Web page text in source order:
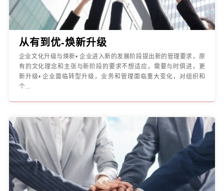
从有到优-焕新升级
企业文化升级与焕新• 企业进入新的发展阶段提出新的管理要求，原
有的文化理念和主张与新阶段的要求不想适应，需要与时俱进，更
新升级• 企业面临转型升级，业务和管理面临重大变化，对组织和
个...